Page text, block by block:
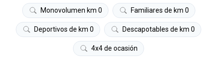
Monovolumen km 0 Familiares de km 0
Deportivos de km 0 Descapotables de km 0
4x4 de ocasión